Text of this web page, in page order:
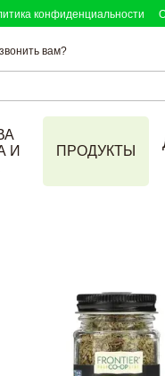
конфиденциальности
вам?
И
ПРОДУКТЫ